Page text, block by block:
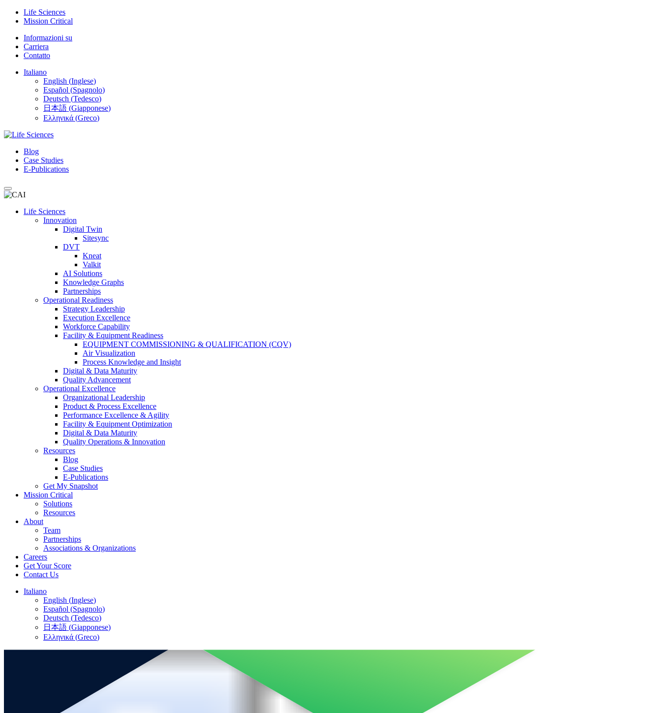
Skip
Life Sciences
Mission Critical
Informazioni su
Carriera
Contatto
Italiano
English (Inglese)
Español (Spagnolo)
Deutsch (Tedesco)
日本語 (Giapponese)
Ελληνικά (Greco)
Blog
Case Studies
E-Publications
Life Sciences
Innovation
Digital Twin
Sitesync
DVT
Kneat
Valkit
AI Solutions
Knowledge Graphs
Partnerships
Operational Readiness
Strategy Leadership
Execution Excellence
Workforce Capability
Facility & Equipment Readiness
EQUIPMENT COMMISSIONING & QUALIFICATION (CQV)
Air Visualization
Process Knowledge and Insight
Digital & Data Maturity
Quality Advancement
Operational Excellence
Organizational Leadership
Product & Process Excellence
Performance Excellence & Agility
Facility & Equipment Optimization
Digital & Data Maturity
Quality Operations & Innovation
Resources
Blog
Case Studies
E-Publications
Get My Snapshot
Mission Critical
Solutions
Resources
About
Team
Partnerships
Associations & Organizations
Careers
Get Your Score
Contact Us
Italiano
English (Inglese)
Español (Spagnolo)
Deutsch (Tedesco)
日本語 (Giapponese)
Ελληνικά (Greco)